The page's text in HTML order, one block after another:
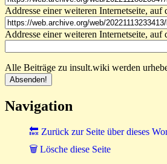
Addresse einer weiteren Internetseite,
Addresse einer weiteren Internetseite,
Alle Beiträge zu insult.wiki werden
Navigation
🔙 Zurück zur Seite über dieses
🗑 Lösche diese Seite